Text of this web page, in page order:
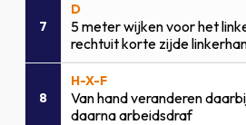
7
D
5 meter wijken voor het
rechtuit korte zijde
8
H-X-F
Van hand veranderen
daarna arbeidsdraf